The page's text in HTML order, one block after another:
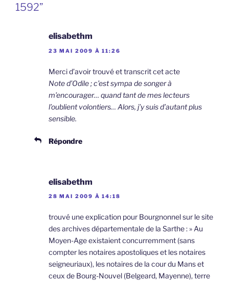
1592”
elisabethm
23 MAI 2009 À 11:26
Merci d’avoir trouvé et transcrit cet acte
Note d’Odile ; c’est sympa de songer à
m’encourager… quand tant de mes lecteurs
l’oublient volontiers… Alors, j’y suis d’autant plus
sensible.
Répondre
elisabethm
28 MAI 2009 À 14:18
trouvé une explication pour Bourgnonnel sur le site
des archives départementale de la Sarthe : » Au
Moyen-Age existaient concurremment (sans
compter les notaires apostoliques et les notaires
seigneuriaux), les notaires de la cour du Mans et
ceux de Bourg-Nouvel (Belgeard, Mayenne), terre